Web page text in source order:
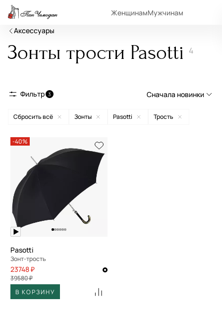
ЖенщинамМужчинам
Аксессуары
Зонты трости Pasotti 4
Фильтр 3 Сначала новинки
Сначала новинки
Сбросить всё Зонты Pasotti Трость
-40%
Pasotti
Зонт-трость
23748 ₽
39580 ₽
В КОРЗИНУ